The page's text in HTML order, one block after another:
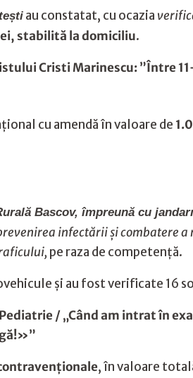
au constatat, cu ocazia
stabilită la domiciliu.
Cristi Marinescu: ”Între
cu amendă în valoare de
Bascov, împreună cu
infectării și combatere
pe raza de competență.
și au fost verificate 16
/ „Când am intrat în
, în valoare